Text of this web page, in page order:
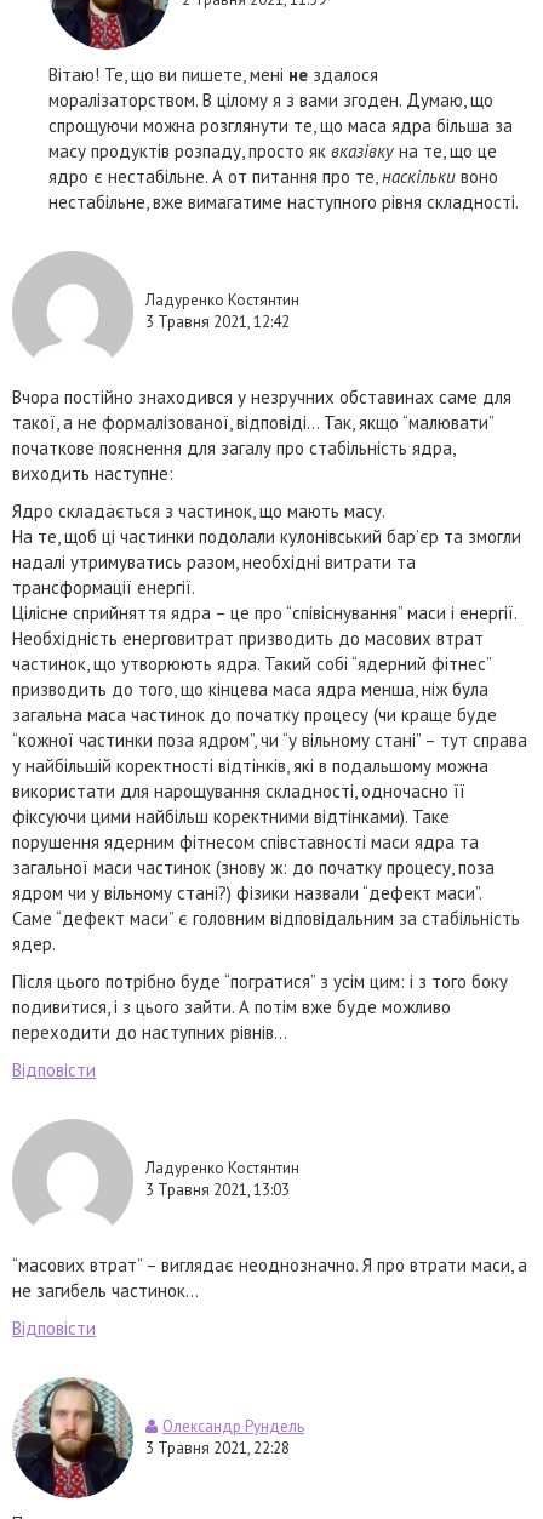
Вітаю! Те, що ви пишете, мені не здалося
моралізаторством. В цілому я з вами згоден. Думаю, що
спрощуючи можна розглянути те, що маса ядра більша за
масу продуктів розпаду, просто як вказівку на те, що це
ядро є нестабільне. А от питання про те, наскільки воно
нестабільне, вже вимагатиме наступного рівня складності.
Ладуренко Костянтин
3 Травня 2021, 12:42
Вчора постійно знаходився у незручних обставинах саме для
такої, а не формалізованої, відповіді… Так, якщо “малювати”
початкове пояснення для загалу про стабільність ядра,
виходить наступне:
Ядро складається з частинок, що мають масу.
На те, щоб ці частинки подолали кулонівський бар’єр та змогли
надалі утримуватись разом, необхідні витрати та
трансформації енергії.
Цілісне сприйняття ядра – це про “співіснування” маси і енергії.
Необхідність енерговитрат призводить до масових втрат
частинок, що утворюють ядра. Такий собі “ядерний фітнес”
призводить до того, що кінцева маса ядра менша, ніж була
загальна маса частинок до початку процесу (чи краще буде
“кожної частинки поза ядром”, чи “у вільному стані” – тут справа
у найбільшій коректності відтінків, які в подальшому можна
використати для нарощування складності, одночасно її
фіксуючи цими найбільш коректними відтінками). Таке
порушення ядерним фітнесом співставності маси ядра та
загальної маси частинок (знову ж: до початку процесу, поза
ядром чи у вільному стані?) фізики назвали “дефект маси”.
Саме “дефект маси” є головним відповідальним за стабільність
ядер.
Після цього потрібно буде “погратися” з усім цим: і з того боку
подивитися, і з цього зайти. А потім вже буде можливо
переходити до наступних рівнів…
Відповісти
Ладуренко Костянтин
3 Травня 2021, 13:03
“масових втрат” – виглядає неоднозначно. Я про втрати маси, а
не загибель частинок…
Відповісти
Олександр Рундель
3 Травня 2021, 22:28